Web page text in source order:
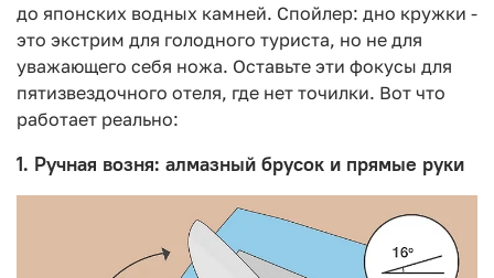
до японских водных камней. Спойлер: дно кружки -
это экстрим для голодного туриста, но не для
уважающего себя ножа. Оставьте эти фокусы для
пятизвездочного отеля, где нет точилки. Вот что
работает реально:
1. Ручная возня: алмазный брусок и прямые руки